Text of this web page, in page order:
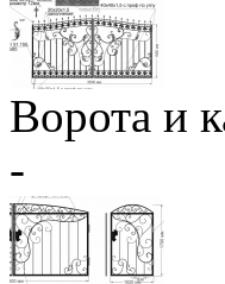
Ворота и
-